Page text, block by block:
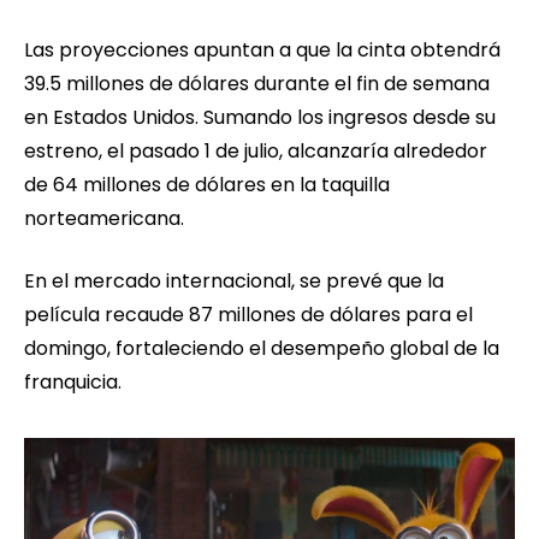
Las proyecciones apuntan a que la cinta obtendrá
39.5 millones de dólares durante el fin de semana
en Estados Unidos. Sumando los ingresos desde su
estreno, el pasado 1 de julio, alcanzaría alrededor
de 64 millones de dólares en la taquilla
norteamericana.
En el mercado internacional, se prevé que la
película recaude 87 millones de dólares para el
domingo, fortaleciendo el desempeño global de la
franquicia.